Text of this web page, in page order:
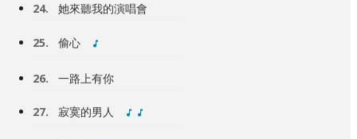
24. 她來聽我的演唱會
25. 偷心
26. 一路上有你
27. 寂寞的男人